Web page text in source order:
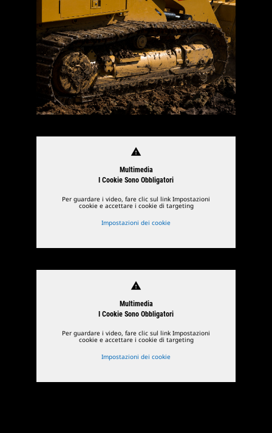
warning
Multimedia
I Cookie Sono Obbligatori
Per guardare i video, fare clic sul link Impostazioni
cookie e accettare i cookie di targeting
Impostazioni dei cookie
warning
Multimedia
I Cookie Sono Obbligatori
Per guardare i video, fare clic sul link Impostazioni
cookie e accettare i cookie di targeting
Impostazioni dei cookie